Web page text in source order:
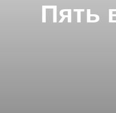
Пять